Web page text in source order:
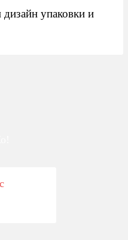
дизайн упаковки и